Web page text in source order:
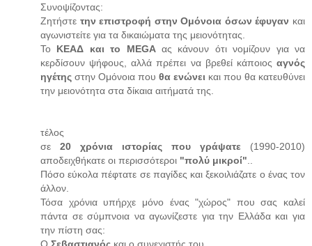
Συνοψίζοντας:
Ζητήστε την επιστροφή στην Ομόνοια όσων έφυγαν και
αγωνιστείτε για τα δικαιώματα της μειονότητας.
Το ΚΕΑΔ και το ΜΕGAας κάνουν ότι νομίζουν για να
κερδίσουν ψήφους, αλλά πρέπει να βρεθεί κάποιος αγνός
ηγέτης στην Ομόνοια που θα ενώνει και που θα κατευθύνει
την μειονότητα στα δίκαια αιτήματά της.
τέλος
σε 20 χρόνια ιστορίας που γράψατε (1990-2010)
αποδειχθήκατε οι περισσότεροι "πολύ μικροί"
Πόσο εύκολα πέφτατε σε παγίδες και ξεκοιλιάζατε ο ένας τον
άλλον.
Τόσα χρόνια υπήρχε μόνο ένας "χώρος" που σας καλεί
πάντα σε σύμπνοια να αγωνίζεστε για την Ελλάδα και για
την πίστη σας:
Ο Σεβαστιανός και ο συνεχιστής του.